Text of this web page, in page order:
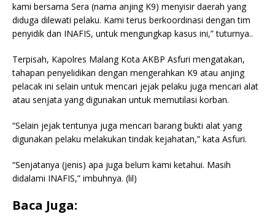
kami bersama Sera (nama anjing K9) menyisir daerah yang
diduga dilewati pelaku. Kami terus berkoordinasi dengan tim
penyidik dan INAFIS, untuk mengungkap kasus ini,” tuturnya..
Terpisah, Kapolres Malang Kota AKBP Asfuri mengatakan,
tahapan penyelidikan dengan mengerahkan K9 atau anjing
pelacak ini selain untuk mencari jejak pelaku juga mencari alat
atau senjata yang digunakan untuk memutilasi korban.
“Selain jejak tentunya juga mencari barang bukti alat yang
digunakan pelaku melakukan tindak kejahatan,” kata Asfuri.
“Senjatanya (jenis) apa juga belum kami ketahui. Masih
didalami INAFIS,” imbuhnya. (lil)
Baca Juga: